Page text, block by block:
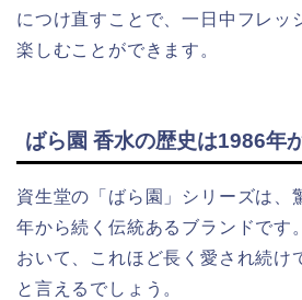
につけ直すことで、一日中フレッ
楽しむことができます。
ばら園 香水の歴史は1986年
資生堂の「ばら園」シリーズは、
年から続く伝統あるブランドです
おいて、これほど長く愛され続け
と言えるでしょう。